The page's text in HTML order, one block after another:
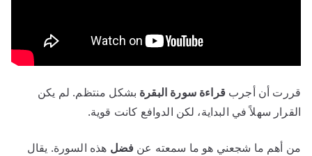
قررت أن أجربقراءة سورة البقرة بشكل منتظم. لم يكن
القرار سهلاً في البداية، لكن الدوافع كانت قوية.
من أهم ما شجعني هو ما سمعته عن فضل هذه السورة. يقال